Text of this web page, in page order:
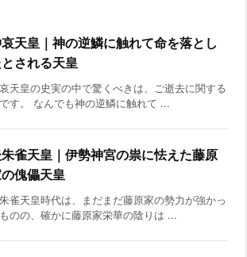
天皇｜神の逆鱗に触れて命を落とし
される天皇
天皇の史実の中で驚くべきは、ご逝去に関する
す。 なんでも神の逆鱗に触れて ...
雀天皇｜伊勢神宮の祟に怯えた藤原
傀儡天皇
雀天皇時代は、まだまだ藤原家の勢力が強かっ
のの、確かに藤原家栄華の陰りは ...